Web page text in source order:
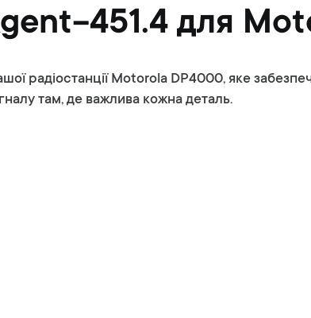
451.4 для
радіостанції Motorola DP4000, яке
там, де важлива кожна деталь.